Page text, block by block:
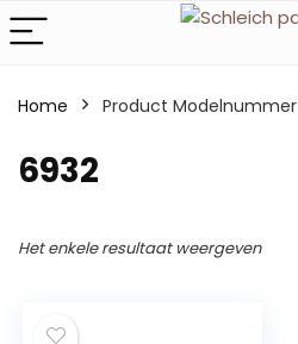
Home Product Modelnummer
‎6932
Het enkele resultaat weergeven